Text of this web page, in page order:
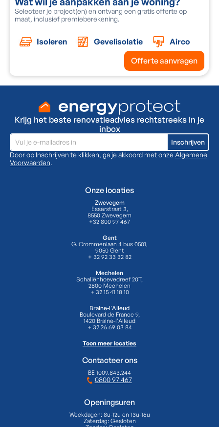
Selecteer je project(en) en ontvang een gratis offerte op
maat, inclusief premieberekening.
Isoleren Gevelisolatie
Airco
Offerte aanvragen
Krijg het beste renovatieadvies rechtstreeks in je
inbox
Door op Inschrijven te klikken, ga je akkoord met onze Algemene
Voorwaarden.
Onze locaties
Zwevegem
Esserstraat 3,
8550 Zwevegem
+32 800 97 467
Gent
G. Crommenlaan 4 bus 0501,
9050 Gent
+ 32 92 33 32 82
Mechelen
Schaliënhoevedreef 20T,
2800 Mechelen
+ 32 15 41 18 10
Braine-l'Alleud
Boulevard de France 9,
1420 Braine-l'Alleud
+ 32 26 69 03 84
Toon meer locaties
Contacteer ons
BE 1009.843.244
0800 97 467
Openingsuren
Weekdagen: 8u-12u en 13u-16u
Zaterdag: Gesloten